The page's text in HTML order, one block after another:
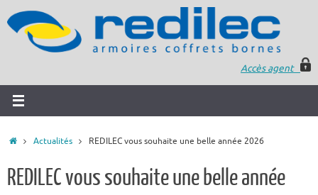
Accès agent
Actualités REDILEC vous souhaite une belle année 2026
REDILEC vous souhaite une belle année